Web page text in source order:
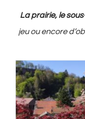
La prairie, le
jeu ou encore